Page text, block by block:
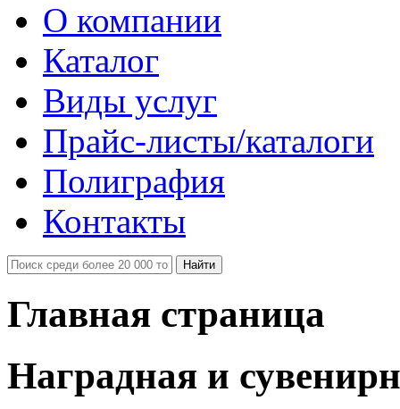
О компании
Каталог
Виды услуг
Прайс-листы/каталоги
Полиграфия
Контакты
Главная страница
Наградная и